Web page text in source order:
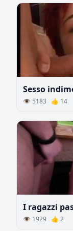
Sesso
👁 5183 👍 14
👁 1929 👍 2